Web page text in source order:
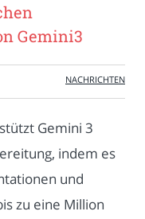
Gemini3
NACHRICHTEN
Gemini 3
indem es
und
zu eine Million